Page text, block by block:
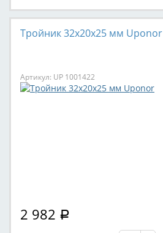
Тройник 32x20x25 мм Uponor
Артикул: UP 1001422
2 982 Р